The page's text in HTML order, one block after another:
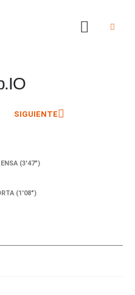
SIGUIENTE
(3'47")
(1'08")